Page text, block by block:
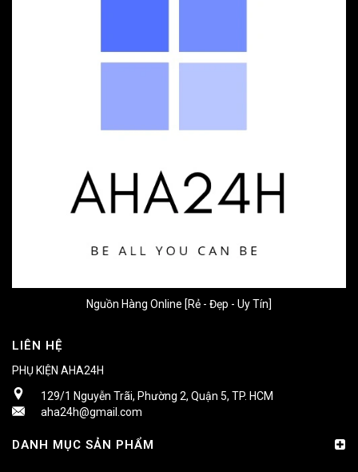
Nguồn Hàng Online [Rẻ - Đẹp - Uy Tín]
LIÊN HỆ
PHỤ KIỆN AHA24H
129/1 Nguyễn Trãi, Phường 2, Quận 5, TP. HCM
aha24h@gmail.com
DANH MỤC SẢN PHẨM